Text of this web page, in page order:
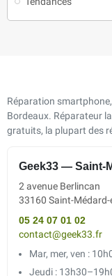
Réparation
Bordeaux. Réparateur
gratuits, la plupart des
Geek33 — Saint-
2 avenue Berlincan
33160 Saint-
05 24 07 01 02
contact@geek33.fr
Mar, mer, ven :
Jeudi :